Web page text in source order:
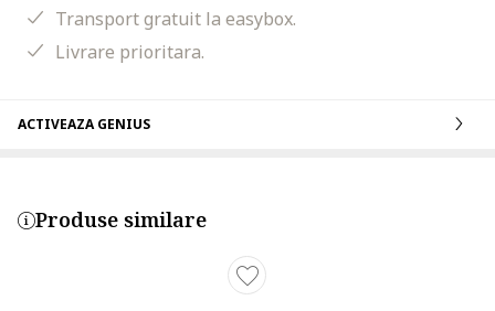
Transport gratuit la easybox.
Livrare prioritara.
ACTIVEAZA GENIUS
Produse similare